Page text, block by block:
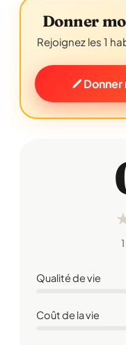
Donner
Rejoignez les 1
Donner
Qualité de vie
Coût de la vie